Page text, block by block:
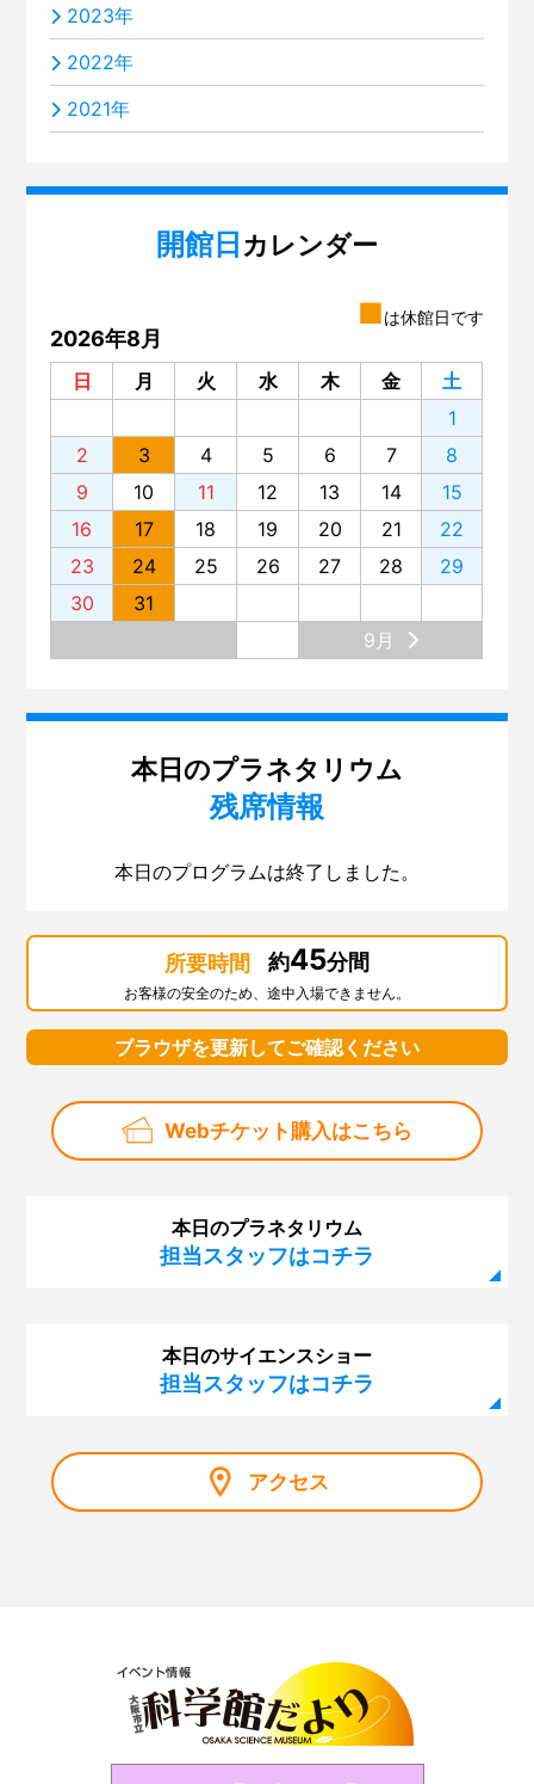
2023年
2022年
2021年
開館日 カレンダー
■は休館日です
2026年8月
日 月 火 水 木 金
土
1
2
3 4 5 6 7
8
9
10 11 12 13 14
15
16
17 18 19 20 21
22
23
24 25 26 27 28
29
30
31
9月
本日のプラネタリウム
残席情報
本日のプログラムは終了しました。
所要時間 約45分間
お客様の安全のため、途中入場できません。
ブラウザを更新してご確認ください
Webチケット購入はこちら
本日のプラネタリウム
担当スタッフはコチラ
本日のサイエンスショー
担当スタッフはコチラ
アクセス